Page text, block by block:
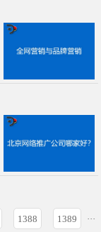
1388 1389 ···